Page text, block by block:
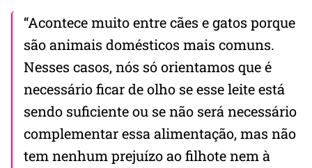
“Acontece muito entre cães e gatos porque
são animais domésticos mais comuns.
Nesses casos, nós só orientamos que é
necessário ficar de olho se esse leite está
sendo suficiente ou se não será necessário
complementar essa alimentação, mas não
tem nenhum prejuízo ao filhote nem à